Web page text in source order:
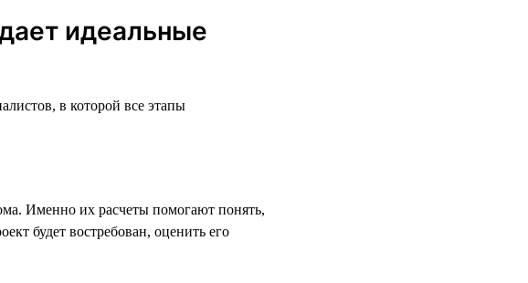
идеальные
в которой все этапы
Именно их расчеты помогают понять,
будет востребован, оценить его